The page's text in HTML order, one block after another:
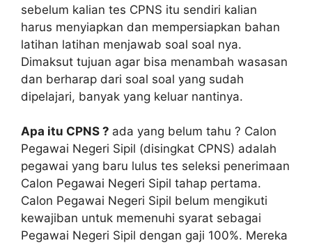
sebelum kalian tes CPNS itu sendiri kalian
harus menyiapkan dan mempersiapkan bahan
latihan latihan menjawab soal soal nya.
Dimaksut tujuan agar bisa menambah wasasan
dan berharap dari soal soal yang sudah
dipelajari, banyak yang keluar nantinya.
Apa itu CPNS ? ada yang belum tahu ? Calon
Pegawai Negeri Sipil (disingkat CPNS) adalah
pegawai yang baru lulus tes seleksi penerimaan
Calon Pegawai Negeri Sipil tahap pertama.
Calon Pegawai Negeri Sipil belum mengikuti
kewajiban untuk memenuhi syarat sebagai
Pegawai Negeri Sipil dengan gaji 100%. Mereka